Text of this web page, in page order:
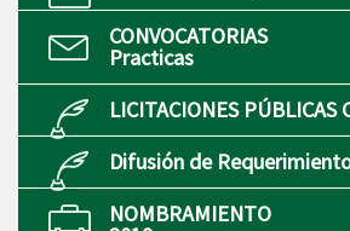
CONVOCATORIAS
Practicas
LICITACIONES
Difusión de
NOMBRAMIENTO